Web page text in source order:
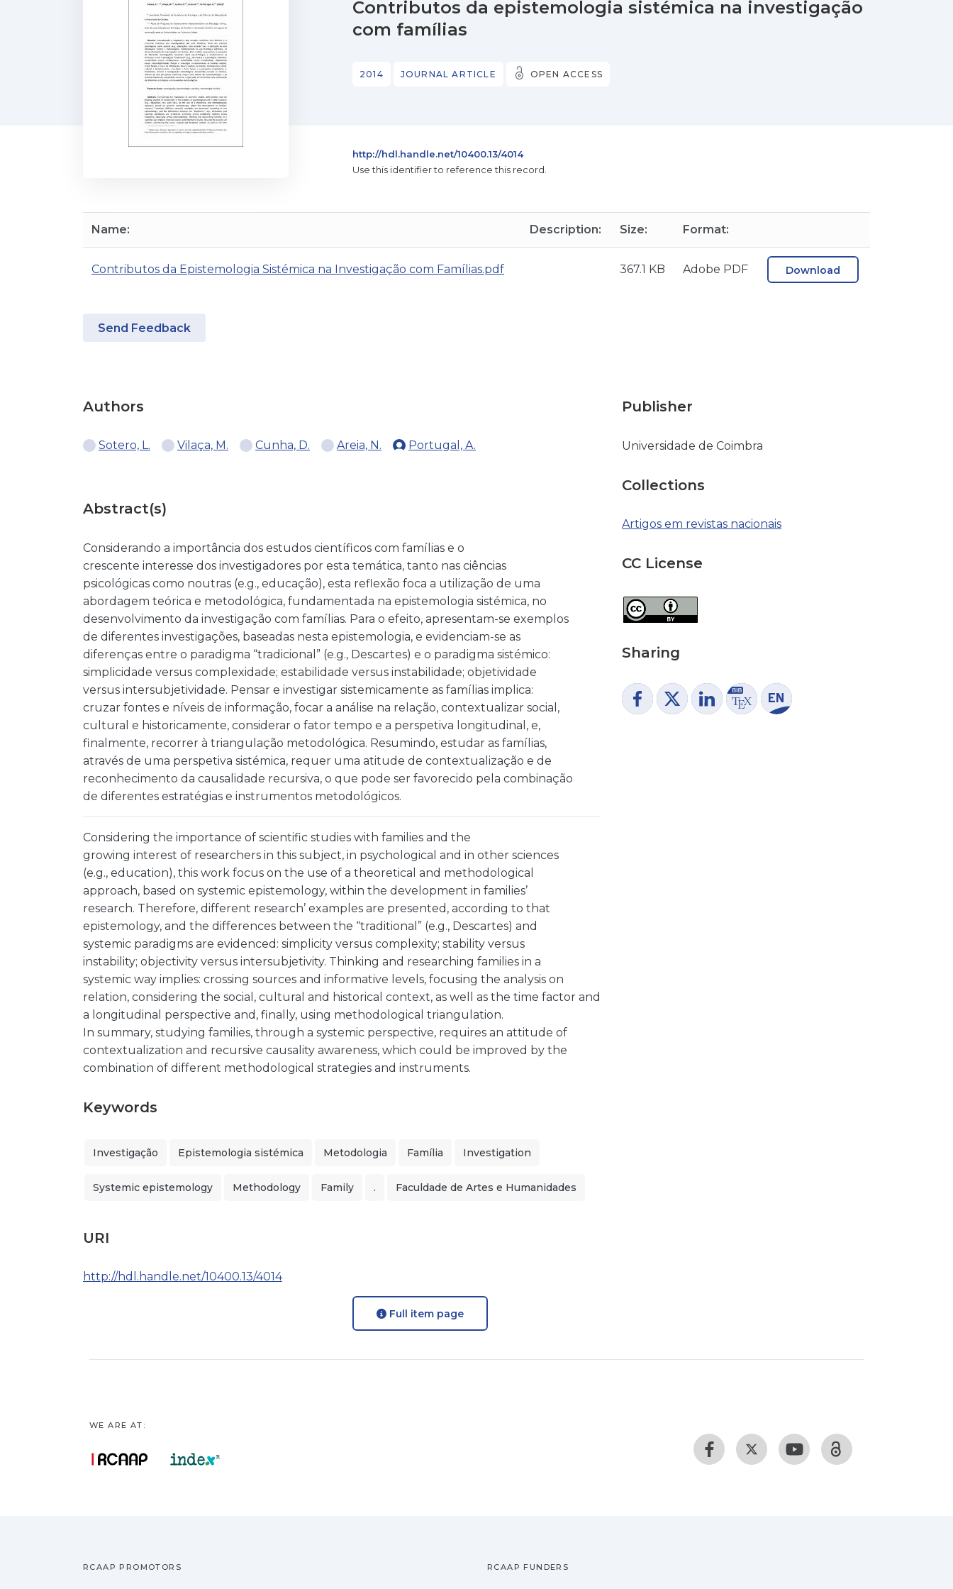
Contributos da epistemologia sistémica na investigação
com famílias
2014 JOURNAL ARTICLE OPEN ACCESS
http://hdl.handle.net/10400.13/4014
Use this identifier to reference this record.
Name: Description: Size: Format:
Contributos da Epistemologia Sistémica na Investigação com Famílias.pdf 367.1 KB Adobe PDF Download
Send Feedback
Authors
Sotero, L. Vilaça, M. Cunha, D. Areia, N. Portugal, A.
Abstract(s)
Considerando a importância dos estudos científicos com famílias e o
crescente interesse dos investigadores por esta temática, tanto nas ciências
psicológicas como noutras (e.g., educação), esta reflexão foca a utilização de uma
abordagem teórica e metodológica, fundamentada na epistemologia sistémica, no
desenvolvimento da investigação com famílias. Para o efeito, apresentam-se exemplos
de diferentes investigações, baseadas nesta epistemologia, e evidenciam-se as
diferenças entre o paradigma “tradicional” (e.g., Descartes) e o paradigma sistémico:
simplicidade versus complexidade; estabilidade versus instabilidade; objetividade
versus intersubjetividade. Pensar e investigar sistemicamente as famílias implica:
cruzar fontes e níveis de informação, focar a análise na relação, contextualizar social,
cultural e historicamente, considerar o fator tempo e a perspetiva longitudinal, e,
finalmente, recorrer à triangulação metodológica. Resumindo, estudar as famílias,
através de uma perspetiva sistémica, requer uma atitude de contextualização e de
reconhecimento da causalidade recursiva, o que pode ser favorecido pela combinação
de diferentes estratégias e instrumentos metodológicos.
Considering the importance of scientific studies with families and the
growing interest of researchers in this subject, in psychological and in other sciences
(e.g., education), this work focus on the use of a theoretical and methodological
approach, based on systemic epistemology, within the development in families’
research. Therefore, different research’ examples are presented, according to that
epistemology, and the differences between the “traditional” (e.g., Descartes) and
systemic paradigms are evidenced: simplicity versus complexity; stability versus
instability; objectivity versus intersubjetivity. Thinking and researching families in a
systemic way implies: crossing sources and informative levels, focusing the analysis on
relation, considering the social, cultural and historical context, as well as the time factor and
a longitudinal perspective and, finally, using methodological triangulation.
In summary, studying families, through a systemic perspective, requires an attitude of
contextualization and recursive causality awareness, which could be improved by the
combination of different methodological strategies and instruments.
Keywords
Investigação Epistemologia sistémica Metodologia Família Investigation
Systemic epistemology Methodology Family . Faculdade de Artes e Humanidades
URI
http://hdl.handle.net/10400.13/4014
Publisher
Universidade de Coimbra
Collections
Artigos em revistas nacionais
CC License
Sharing
Full item page
WE ARE AT:
RCAAP PROMOTORS RCAAP FUNDERS